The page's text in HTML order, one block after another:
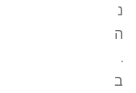
נ
ה
.
ב